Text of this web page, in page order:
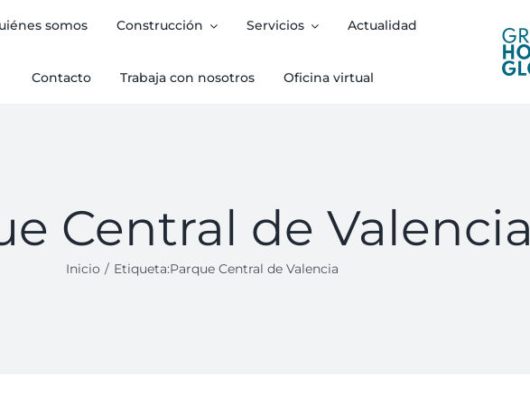
somos Construcción Servicios Actualidad
Contacto Trabaja con nosotros Oficina virtual
Central de Valencia
Inicio Etiqueta:Parque Central de Valencia